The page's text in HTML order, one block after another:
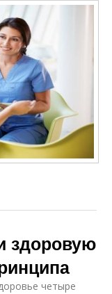
здоровую
четыре